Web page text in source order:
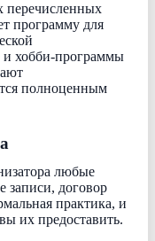
перечисленных
программу для
хобби-программы
полноценным
любые
записи, договор
практика, и
их предоставить.